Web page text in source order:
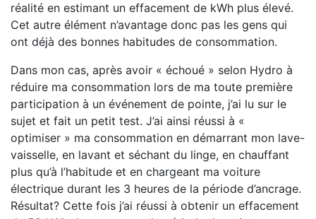
réalité en estimant un effacement de kWh plus élevé.
Cet autre élément n’avantage donc pas les gens qui
ont déjà des bonnes habitudes de consommation.
Dans mon cas, après avoir « échoué » selon Hydro à
réduire ma consommation lors de ma toute première
participation à un événement de pointe, j’ai lu sur le
sujet et fait un petit test. J’ai ainsi réussi à «
optimiser » ma consommation en démarrant mon lave-
vaisselle, en lavant et séchant du linge, en chauffant
plus qu’à l’habitude et en chargeant ma voiture
électrique durant les 3 heures de la période d’ancrage.
Résultat? Cette fois j’ai réussi à obtenir un effacement